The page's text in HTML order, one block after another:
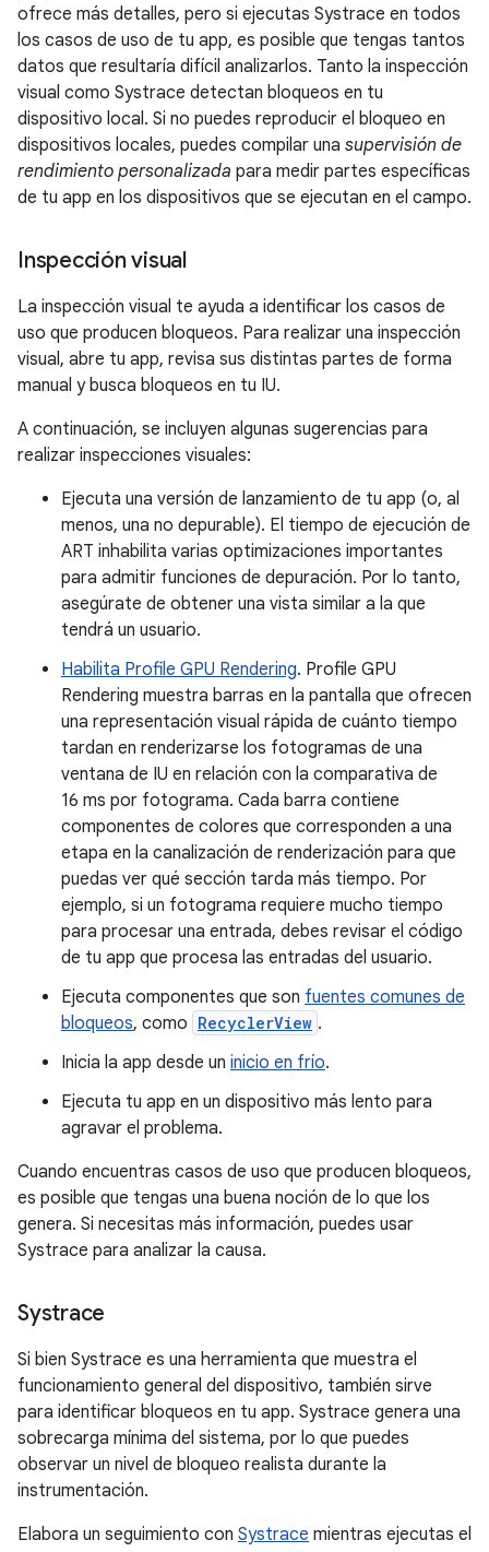
ofrece más detalles, pero si ejecutas Systrace en todos
los casos de uso de tu app, es posible que tengas tantos
datos que resultaría difícil analizarlos. Tanto la inspección
visual como Systrace detectan bloqueos en tu
dispositivo local. Si no puedes reproducir el bloqueo en
dispositivos locales, puedes compilar una supervisión de
rendimiento personalizada para medir partes específicas
de tu app en los dispositivos que se ejecutan en el campo.
Inspección visual
La inspección visual te ayuda a identificar los casos de
uso que producen bloqueos. Para realizar una inspección
visual, abre tu app, revisa sus distintas partes de forma
manual y busca bloqueos en tu IU.
A continuación, se incluyen algunas sugerencias para
realizar inspecciones visuales:
Ejecuta una versión de lanzamiento de tu app (o, al
menos, una no depurable). El tiempo de ejecución de
ART inhabilita varias optimizaciones importantes
para admitir funciones de depuración. Por lo tanto,
asegúrate de obtener una vista similar a la que
tendrá un usuario.
Habilita Profile GPU Rendering. Profile GPU
Rendering muestra barras en la pantalla que ofrecen
una representación visual rápida de cuánto tiempo
tardan en renderizarse los fotogramas de una
ventana de IU en relación con la comparativa de
16 ms por fotograma. Cada barra contiene
componentes de colores que corresponden a una
etapa en la canalización de renderización para que
puedas ver qué sección tarda más tiempo. Por
ejemplo, si un fotograma requiere mucho tiempo
para procesar una entrada, debes revisar el código
de tu app que procesa las entradas del usuario.
Ejecuta componentes que son fuentes comunes de
bloqueos, como RecyclerView .
Inicia la app desde un inicio en frío.
Ejecuta tu app en un dispositivo más lento para
agravar el problema.
Cuando encuentras casos de uso que producen bloqueos,
es posible que tengas una buena noción de lo que los
genera. Si necesitas más información, puedes usar
Systrace para analizar la causa.
Systrace
Si bien Systrace es una herramienta que muestra el
funcionamiento general del dispositivo, también sirve
para identificar bloqueos en tu app. Systrace genera una
sobrecarga mínima del sistema, por lo que puedes
observar un nivel de bloqueo realista durante la
instrumentación.
Elabora un seguimiento con Systrace mientras ejecutas el